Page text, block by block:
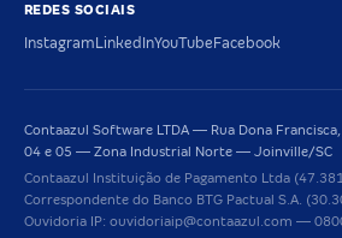
REDES SOCIAIS
InstagramLinkedInYouTubeFacebook
Contaazul Software LTDA — Rua Dona
04 e 05 — Zona Industrial Norte — Joinville/SC
Contaazul Instituição de Pagamento Ltda
Correspondente do Banco BTG Pactual S.A.
Ouvidoria IP: ouvidoriaip@contaazul.com —